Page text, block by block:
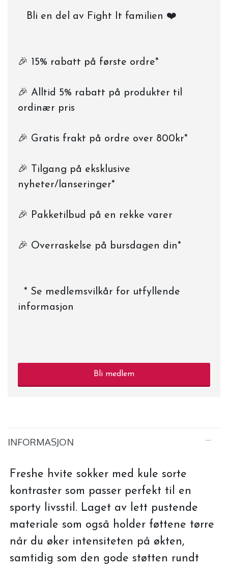
Bli en del av Fight It familien ❤️
🎉 15% rabatt på første ordre*
🎉 Alltid 5% rabatt på produkter til
ordinær pris
🎉 Gratis frakt på ordre over 800kr*
🎉 Tilgang på eksklusive
nyheter/lanseringer*
🎉 Pakketilbud på en rekke varer
🎉 Overraskelse på bursdagen din*
* Se medlemsvilkår for utfyllende
informasjon
Bli medlem
INFORMASJON
Freshe hvite sokker med kule sorte
kontraster som passer perfekt til en
sporty livsstil. Laget av lett pustende
materiale som også holder føttene tørre
når du øker intensiteten på økten,
samtidig som den gode støtten rundt